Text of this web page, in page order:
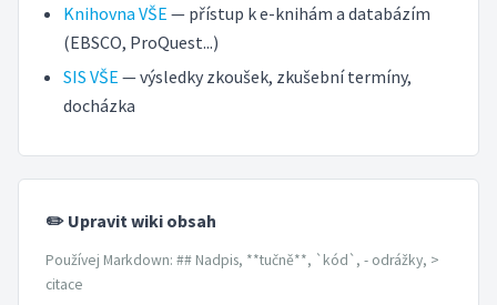
Knihovna VŠE — přístup k e-knihám a databázím
(EBSCO, ProQuest...)
SIS VŠE — výsledky zkoušek, zkušební termíny,
docházka
✏️ Upravit wiki obsah
Používej Markdown: ## Nadpis, **tučně**, `kód`, - odrážky, >
citace